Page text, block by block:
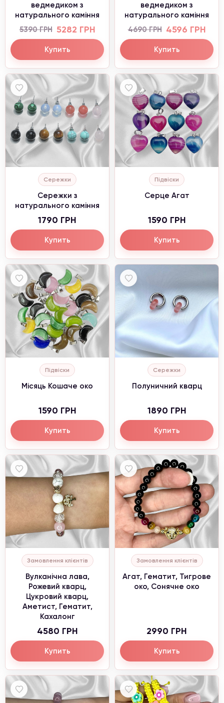
ведмедиком з
натурального каміння
5390 ГРН 5282 ГРН
Купить
ведмедиком з
натурального каміння
4690 ГРН 4596 ГРН
Купить
Сережки
Сережки з
натурального каміння
1790 ГРН
Купить
Підвіски
Серце Агат
1590 ГРН
Купить
Підвіски
Місяць Кошаче око
1590 ГРН
Купить
Сережки
Полуничний кварц
1890 ГРН
Купить
Замовлення клієнтів
Вулканічна лава,
Рожевий кварц,
Цукровий кварц,
Аметист, Гематит,
Кахалонг
4580 ГРН
Купить
Замовлення клієнтів
Агат, Гематит, Тигрове
око, Сонячне око
2990 ГРН
Купить